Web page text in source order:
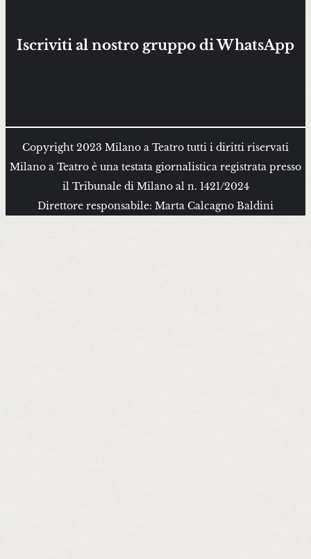
Iscriviti al nostro gruppo di WhatsApp
Copyright 2023 Milano a Teatro tutti i diritti riservati
Milano a Teatro è una testata giornalistica registrata presso
il Tribunale di Milano al n. 1421/2024
Direttore responsabile: Marta Calcagno Baldini